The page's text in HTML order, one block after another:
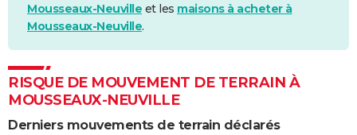
Mousseaux-Neuville et les maisons à acheter à
Mousseaux-Neuville.
RISQUE DE MOUVEMENT DE TERRAIN À
MOUSSEAUX-NEUVILLE
Derniers mouvements de terrain déclarés